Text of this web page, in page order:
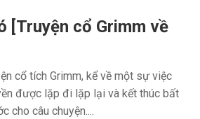
[Truyện cổ Grimm về
cổ tích Grimm, kể về một sự việc
được lặp đi lặp lại và kết thúc bất
cho câu chuyện....